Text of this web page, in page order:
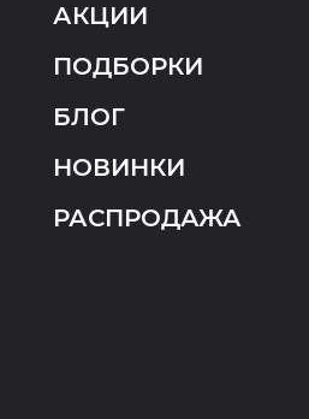
АКЦИИ
ПОДБОРКИ
БЛОГ
НОВИНКИ
РАСПРОДАЖА